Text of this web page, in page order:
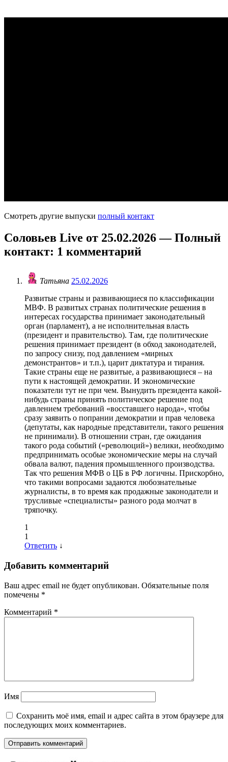
Смотреть другие выпуски полный контакт
Соловьев Live от 25.02.2026 — Полный
контакт: 1 комментарий
Татьяна 25.02.2026
Развитые страны и развивающиеся по классификации
МВФ. В развитых странах политические решения в
интересах государства принимает законодательный
орган (парламент), а не исполнительная власть
(президент и правительство). Там, где политические
решения принимает президент (в обход законодателей,
по запросу снизу, под давлением «мирных
демонстрантов» и т.п.), царит диктатура и тирания.
Такие страны еще не развитые, а развивающиеся – на
пути к настоящей демократии. И экономические
показатели тут не при чем. Вынудить президента какой-
нибудь страны принять политическое решение под
давлением требований «восставшего народа», чтобы
сразу заявить о попрании демократии и прав человека
(депутаты, как народные представители, такого решения
не принимали). В отношении стран, где ожидания
такого рода событий («революций») велики, необходимо
предпринимать особые экономические меры на случай
обвала валют, падения промышленного производства.
Так что решения МФВ о ЦБ в РФ логичны. Прискорбно,
что такими вопросами задаются любознательные
журналисты, в то время как продажные законодатели и
трусливые «специалисты» разного рода молчат в
тряпочку.
1
1
Ответить ↓
Добавить комментарий
Ваш адрес email не будет опубликован. Обязательные поля
помечены *
Комментарий *
Имя
Сохранить моё имя, email и адрес сайта в этом браузере для
последующих моих комментариев.